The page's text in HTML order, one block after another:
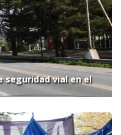
seguridad vial en el